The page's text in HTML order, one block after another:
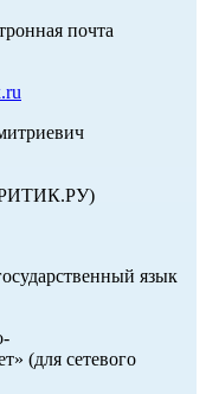
почта
язык
(для сетевого